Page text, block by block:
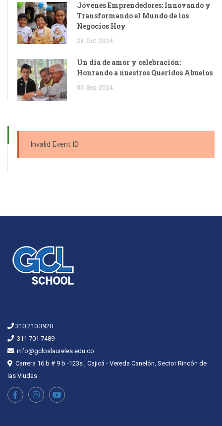
Jóvenes Emprendedores: Innovando y
Transformando el Mundo de los
Negocios Hoy
28 Oct 2024
Un día de amor y celebración:
Honrando a nuestros Queridos Abuelos
05 Sep 2024
Invalid Event ID
310 210 3920
311 701 7489
info@gcloslaureles.edu.co
Carrera 16 b # 9 b -123s , Cajicá - Vereda Canelón, Sector Rincón de
las Viudas